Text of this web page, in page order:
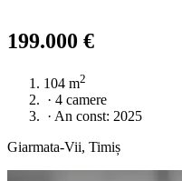
199.000 €
104 m2
· 4 camere
· An const: 2025
Giarmata-Vii, Timiș